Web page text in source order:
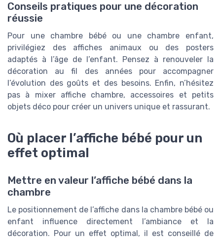
Conseils pratiques pour une décoration
réussie
Pour une chambre bébé ou une chambre enfant,
privilégiez des affiches animaux ou des posters
adaptés à l’âge de l’enfant. Pensez à renouveler la
décoration au fil des années pour accompagner
l’évolution des goûts et des besoins. Enfin, n’hésitez
pas à mixer affiche chambre, accessoires et petits
objets déco pour créer un univers unique et rassurant.
Où placer l’affiche bébé pour un
effet optimal
Mettre en valeur l’affiche bébé dans la
chambre
Le positionnement de l’affiche dans la chambre bébé ou
enfant influence directement l’ambiance et la
décoration. Pour un effet optimal, il est conseillé de